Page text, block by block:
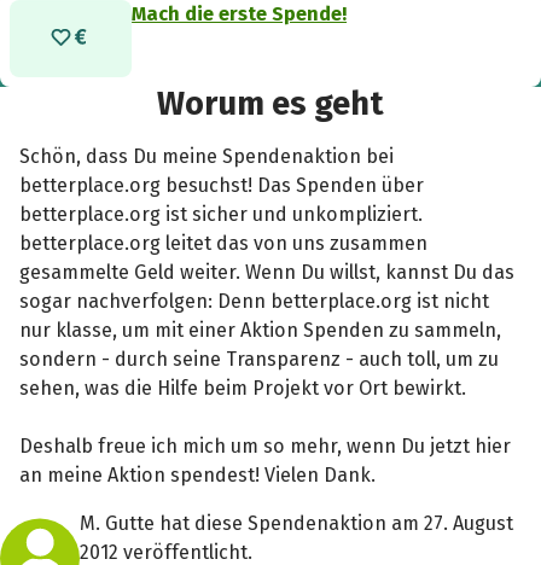
Mach die erste Spende!
Worum es geht
Schön, dass Du meine Spendenaktion bei
betterplace.org besuchst! Das Spenden über
betterplace.org ist sicher und unkompliziert.
betterplace.org leitet das von uns zusammen
gesammelte Geld weiter. Wenn Du willst, kannst Du das
sogar nachverfolgen: Denn betterplace.org ist nicht
nur klasse, um mit einer Aktion Spenden zu sammeln,
sondern - durch seine Transparenz - auch toll, um zu
sehen, was die Hilfe beim Projekt vor Ort bewirkt.
Deshalb freue ich mich um so mehr, wenn Du jetzt hier
an meine Aktion spendest! Vielen Dank.
M. Gutte hat diese Spendenaktion am 27. August
2012 veröffentlicht.